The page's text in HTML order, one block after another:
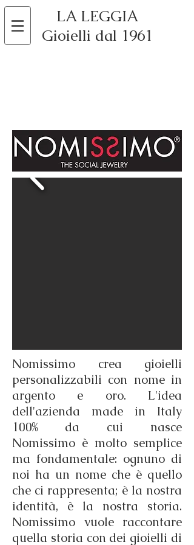
LA LEGGIA
Gioielli dal 1961
Nomissimo crea gioielli
personalizzabili con nome in
argento e oro. L'idea
dell'azienda made in Italy
100% da cui nasce
Nomissimo è molto semplice
ma fondamentale: ognuno di
noi ha un nome che è quello
che ci rappresenta; è la nostra
identità, è la nostra storia.
Nomissimo vuole raccontare
quella storia con dei gioielli di